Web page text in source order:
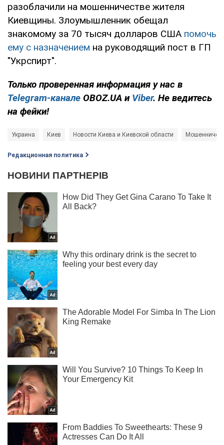
разоблачили на мошенничестве жителя
Киевщины. Злоумышленник обещал
знакомому за 70 тысяч долларов США помочь
ему с назначением на руководящий пост в ГП
"Укрспирт".
Только проверенная информация у нас в
Telegram-канале OBOZ.UA и Viber. Не ведитесь
на фейки!
Украина Киев Новости Киева и Киевской области
Редакционная политика